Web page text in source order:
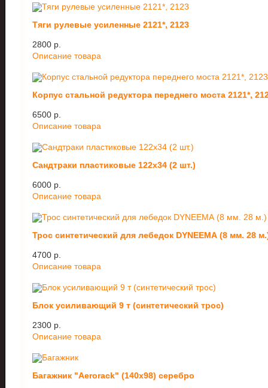
Тяги рулевые усиленные 2121*, 2123
2800 p.
Описание товара
Корпус стальной редуктора переднего моста 2121*,
6500 p.
Описание товара
Сандтраки пластиковые 122х34 (2 шт.)
6000 p.
Описание товара
Трос синтетический для лебедок DYNEEMA (8 мм. 28
4700 p.
Описание товара
Блок усиливающий 9 т (синтетический трос)
2300 p.
Описание товара
Багажник "Aerorack" (140х98) серебро